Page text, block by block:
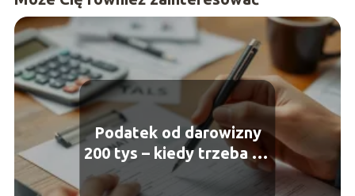
Podatek od darowizny
200 tys – kiedy trzeba go
zapłacić?